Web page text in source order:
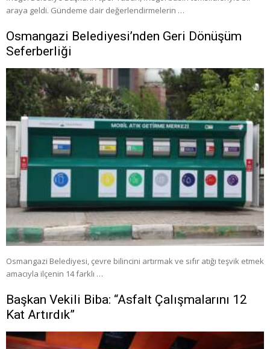
araya geldi. Gündeme dair değerlendirmelerin …
Osmangazi Belediyesi’nden Geri Dönüşüm
Seferberliği
Osmangazi Belediyesi, çevre bilincini artırmak ve sıfır atığı teşvik etmek
amacıyla ilçenin 14 farklı …
Başkan Vekili Biba: “Asfalt Çalışmalarını 12
Kat Artırdık”